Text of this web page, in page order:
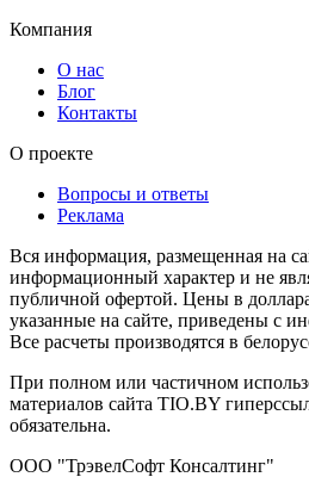
Компания
О нас
Блог
Контакты
О проекте
Вопросы и ответы
Реклама
Вся информация, размещенная на
информационный характер и не
публичной офертой. Цены в
указанные на сайте, приведены с
Все расчеты производятся в
При полном или частичном
материалов сайта TIO.BY
обязательна.
ООО "ТрэвелСофт Консалтинг"